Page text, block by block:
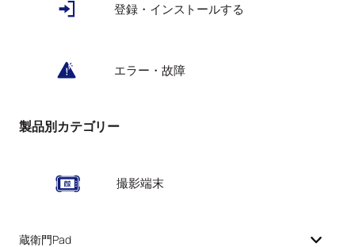
登録・インストールする
エラー・故障
製品別カテゴリー
撮影端末
蔵衛門Pad